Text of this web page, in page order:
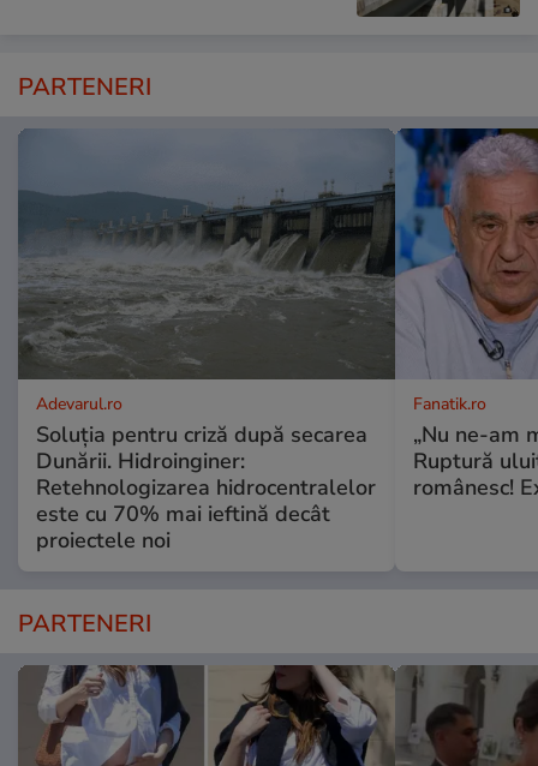
PARTENERI
Adevarul.ro
Soluția pentru criză după secarea
Dunării. Hidroinginer:
Retehnologizarea hidrocentralelor
este cu 70% mai ieftină decât
proiectele noi
Fanatik.ro
„Nu ne-am
Ruptură
românesc!
PARTENERI